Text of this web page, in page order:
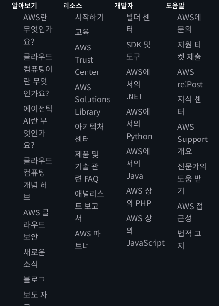
알아보기
AWS란
무엇인가
요?
클라우드
컴퓨팅이
란 무엇
인가요?
에이전틱
AI란 무
엇인가
요?
클라우드
컴퓨팅
개념 허
브
AWS 클
라우드
보안
새로운
소식
블로그
보도 자
리소스
시작하기
교육
AWS
Trust
Center
AWS
Solutions
Library
아키텍처
센터
제품 및
기술 관
련 FAQ
애널리스
트 보고
서
AWS 파
트너
개발자
빌더 센
터
SDK 및
도구
AWS에
서의
.NET
AWS에
서의
Python
AWS에
서의
Java
AWS 상
의 PHP
AWS 상
의
JavaScript
도움말
AWS에
문의
지원 티
켓 제출
AWS
re:Post
지식 센
터
AWS
Support
개요
전문가의
도움 받
기
AWS 접
근성
법적 고
지